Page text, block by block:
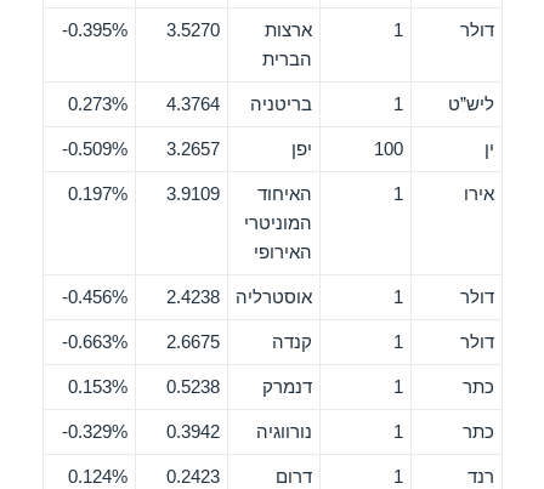
דולר 1
ארצות
הברית
3.5270
0.395%-
ליש”ט 1 בריטניה 4.3764
0.273%
ין 100 יפן 3.2657
0.509%-
אירו 1
האיחוד
המוניטרי
האירופי
3.9109
0.197%
דולר 1 אוסטרליה 2.4238
0.456%-
דולר 1 קנדה 2.6675
0.663%-
כתר 1 דנמרק 0.5238
0.153%
כתר 1 נורווגיה 0.3942
0.329%-
רנד 1
דרום
0.2423
0.124%